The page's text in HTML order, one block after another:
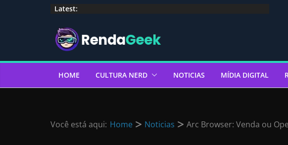
Latest:
HOME CULTURA NERD NOTICIAS MÍDIA DIGITAL
Você está aqui: Home Noticias Arc Browser: Venda ou